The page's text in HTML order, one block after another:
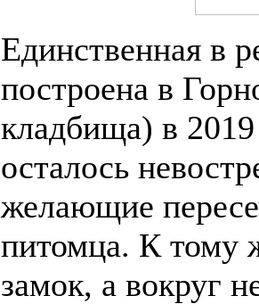
Единственная в
построена в
кладбища) в 2019
осталось
желающие
питомца. К тому
замок, а вокруг